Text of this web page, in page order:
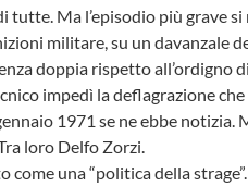
Ma l’episodio più grave
militare, su un davanzale
doppia rispetto all’ordigno
impedì la deflagrazione
1971 se ne ebbe
loro Delfo Zorzi.
una “politica della